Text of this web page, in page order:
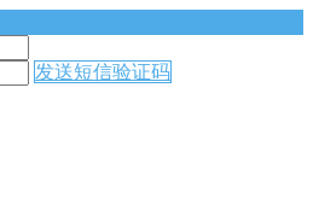
发送短信验证码